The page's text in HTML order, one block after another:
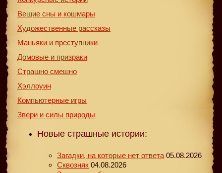
Вещие сны и кошмары
Художественные рассказы
Маньяки и преступники
Домовые и призраки
Страшно смешно
Хэллоуин
Компьютерные игры
Звери и силы природы
Новые страшные истории:
Загадки, на которые нет ответа 05.08.2026
Сквозняк 04.08.2026